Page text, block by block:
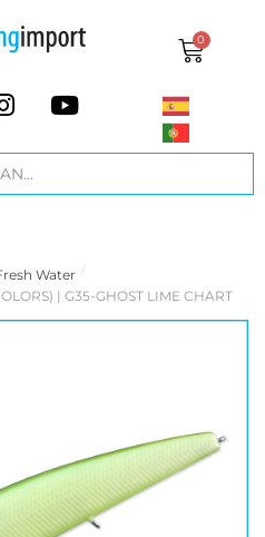
0
Water /
| G35-GHOST LIME CHART